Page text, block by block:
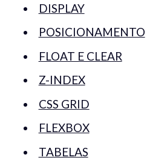
DISPLAY
POSICIONAMENTO
FLOAT E CLEAR
Z-INDEX
CSS GRID
FLEXBOX
TABELAS